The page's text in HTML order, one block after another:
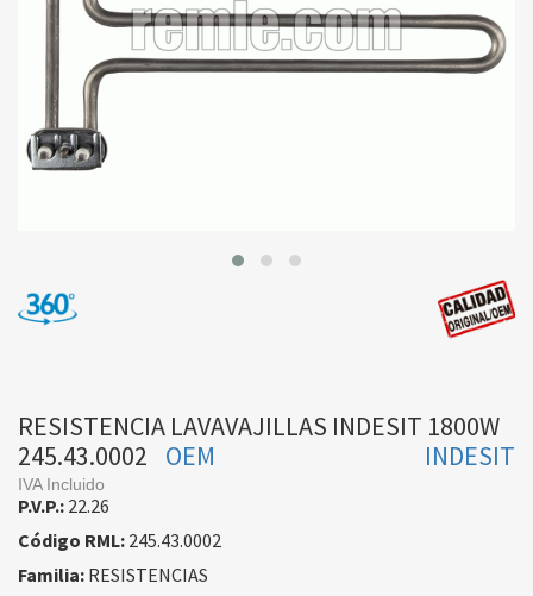
RESISTENCIA LAVAVAJILLAS INDESIT 1800W
245.43.0002
INDESIT
OEM
IVA Incluido
P.V.P.: 22.26
Código RML: 245.43.0002
Familia: RESISTENCIAS